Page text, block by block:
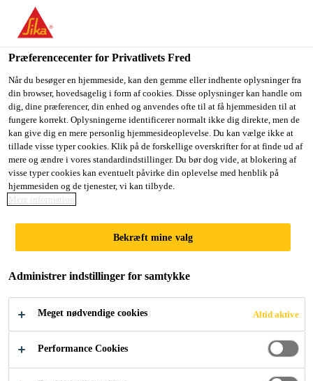
Du er på vej ind på "Sika Danmark", det lader til at du befinder
dig i "USA". Vi har en lokal hjemmeside for dit land.
GÅ TIL SIKA
USA
BLIV PÅ SIKA
DANMARK
LAND
Sika Danmark
UNDERVOGNSBES
KYTTELSE
Præferencecenter for Privatlivets Fred
Når du besøger en hjemmeside, kan den gemme eller indhente oplysninger fra
din browser, hovedsagelig i form af cookies. Disse oplysninger kan handle om
dig, dine præferencer, din enhed og anvendes ofte til at få hjemmesiden til at
fungere korrekt. Oplysningerne identificerer normalt ikke dig direkte, men de
kan give dig en mere personlig hjemmesideoplevelse. Du kan vælge ikke at
tillade visse typer cookies. Klik på de forskellige overskrifter for at finde ud af
mere og ændre i vores standardindstillinger. Du bør dog vide, at blokering af
visse typer cookies kan eventuelt påvirke din oplevelse med henblik på
hjemmesiden og de tjenester, vi kan tilbyde.
Mere information
Bekræft mine valg
Administrer indstillinger for samtykke
Meget nødvendige cookies Altid aktive
Performance Cookies